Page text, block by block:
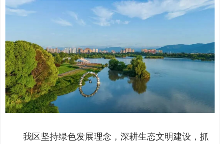
我区坚持绿色发展理念，深耕生态文明建设，抓